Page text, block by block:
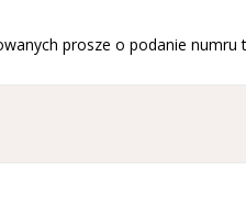
prosze o podanie numru